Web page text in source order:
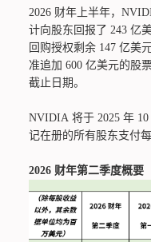
2026 财年上半年，
计向股东回报了 243 亿
回购授权剩余 147 亿美
准追加 600 亿美元的股
截止日期。
NVIDIA 将于 2025 年
记在册的所有股东支付
2026 财年第二季度概要